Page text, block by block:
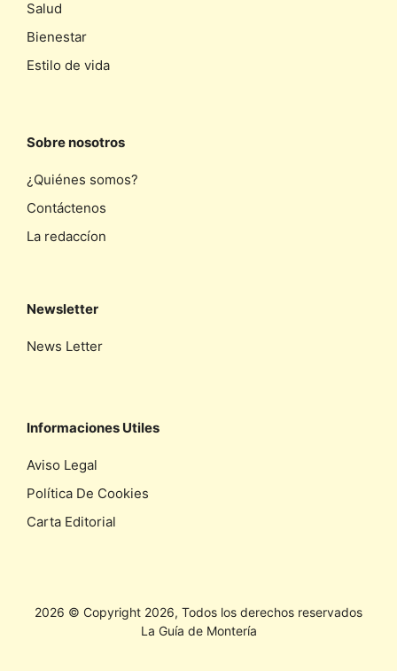
Salud
Bienestar
Estilo de vida
Sobre nosotros
¿Quiénes somos?
Contáctenos
La redaccíon
Newsletter
News Letter
Informaciones Utiles
Aviso Legal
Política De Cookies
Carta Editorial
2026 © Copyright 2026, Todos los derechos reservados
La Guía de Montería